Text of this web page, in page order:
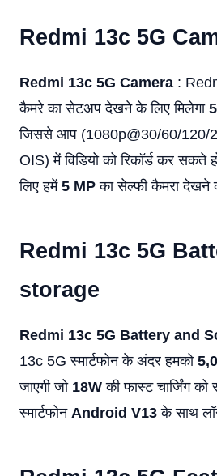
Redmi 13c 5G
Redmi 13c 5G Camera :
कैमरे का सेटअप देखने के लिए मिलेगा
जिससे आप (1080p@30/60/120/
OIS) में विडियो को रिकॉर्ड कर
लिए हमें5 MP का सेल्फी कैमरा देखने
Redmi 13c 5G
storage
Redmi 13c 5G Battery and
13c 5G स्मार्टफोन के अंदर हमको
जाएगी जो 18W की फास्ट चार्जिंग को
स्मार्टफोन Android V13 के साथ